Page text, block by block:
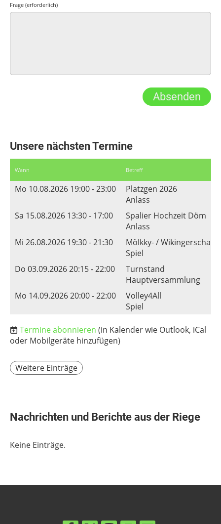
Frage (erforderlich)
Unsere nächsten Termine
Wann Betreff
Mo 10.08.2026 19:00 - 23:00
Platzgen 2026
Anlass
Sa 15.08.2026 13:30 - 17:00
Spalier Hochzeit Döm
Anlass
Mi 26.08.2026 19:30 - 21:30
Mölkky- /
Spiel
Do 03.09.2026 20:15 - 22:00
Turnstand
Hauptversammlung
Mo 14.09.2026 20:00 - 22:00
Volley4All
Spiel
Termine abonnieren (in Kalender wie Outlook, iCal
oder Mobilgeräte hinzufügen)
Weitere Einträge
Nachrichten und Berichte aus der Riege
Keine Einträge.